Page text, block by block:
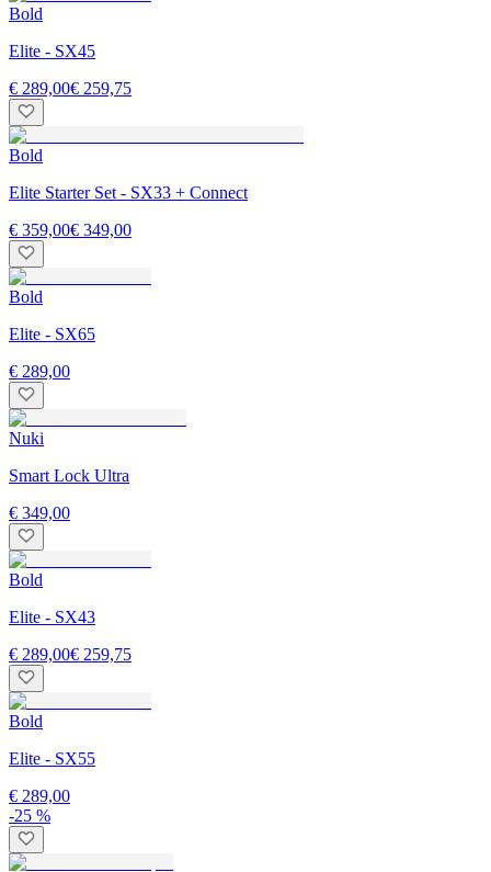
Bold
Elite - SX45
€ 289,00€ 259,75
Bold
Elite Starter Set - SX33 + Connect
€ 359,00€ 349,00
Bold
Elite - SX65
€ 289,00
Nuki
Smart Lock Ultra
€ 349,00
Bold
Elite - SX43
€ 289,00€ 259,75
Bold
Elite - SX55
€ 289,00
-25 %